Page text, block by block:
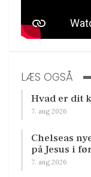
LÆS OGSÅ
Hvad er dit
7. aug 2026
Chelseas
på Jesus i
7. aug 2026